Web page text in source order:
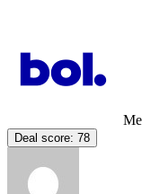
Deal score: 78